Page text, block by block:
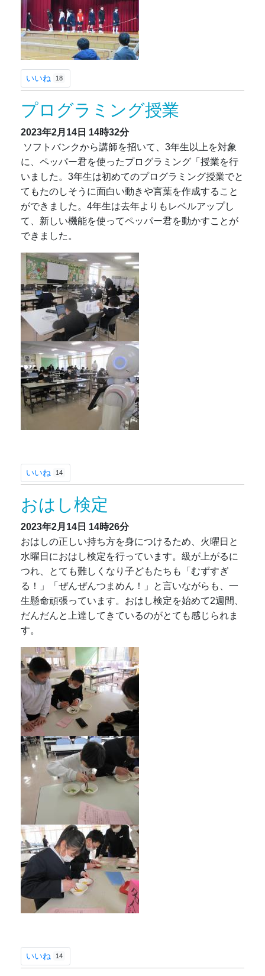
いいね 18
プログラミング授業
2023年2月14日 14時32分
ソフトバンクから講師を招いて、3年生以上を対象
に、ペッパー君を使ったプログラミング「授業を行
いました。3年生は初めてのプログラミング授業でと
てもたのしそうに面白い動きや言葉を作成すること
ができました。4年生は去年よりもレベルアップし
て、新しい機能を使ってペッパー君を動かすことが
できました。
いいね 14
おはし検定
2023年2月14日 14時26分
おはしの正しい持ち方を身につけるため、火曜日と
水曜日におはし検定を行っています。級が上がるに
つれ、とても難しくなり子どもたちも「むずすぎ
る！」「ぜんぜんつまめん！」と言いながらも、一
生懸命頑張っています。おはし検定を始めて2週間、
だんだんと上達してきているのがとても感じられま
す。
いいね 14